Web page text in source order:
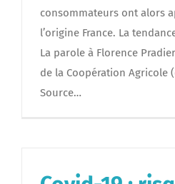
consommateurs ont alors
l’origine France. La
La parole à Florence
de la Coopération Agricole
Source…